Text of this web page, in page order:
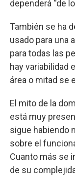
dependerá “de
También se ha
usado para una
para todas las
hay variabilidad
área o mitad se
El mito de la
está muy
sigue habiendo
sobre el
Cuanto más se
de su